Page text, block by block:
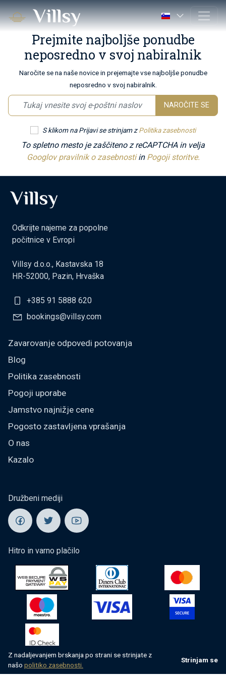
Z nadaljevanjem brskanja po strani se strinjate z
našo politiko zasebnosti.
Strinjam se
Prejmite najboljše ponudbe
neposredno v svoj nabiralnik
Naročite se na naše novice in prejemajte vse najboljše ponudbe
neposredno v svoj nabiralnik.
NAROČITE SE
S klikom na Prijavi se strinjam zPolitika zasebnosti
To spletno mesto je zaščiteno z reCAPTCHA in velja
Googlov pravilnik o zasebnostiin Pogoji storitve.
Odkrijte najeme za popolne
počitnice v Evropi
Villsy d.o.o., Kastavska 18
HR-52000, Pazin, Hrvaška
+385 91 5888 620
bookings@villsy.com
Zavarovanje odpovedi potovanja
Blog
Politika zasebnosti
Pogoji uporabe
Jamstvo najnižje cene
Pogosto zastavljena vprašanja
O nas
Kazalo
Družbeni mediji
Hitro in varno plačilo